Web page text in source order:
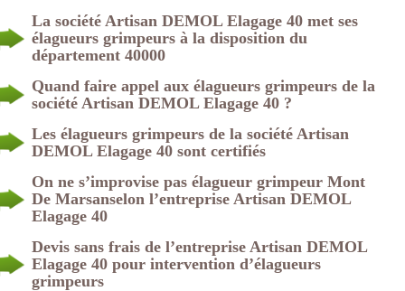
La société Artisan DEMOL Elagage 40 met ses
élagueurs grimpeurs à la disposition du
département 40000
Quand faire appel aux élagueurs grimpeurs de la
société Artisan DEMOL Elagage 40 ?
Les élagueurs grimpeurs de la société Artisan
DEMOL Elagage 40 sont certifiés
On ne s’improvise pas élagueur grimpeur Mont
De Marsanselon l’entreprise Artisan DEMOL
Elagage 40
Devis sans frais de l’entreprise Artisan DEMOL
Elagage 40 pour intervention d’élagueurs
grimpeurs